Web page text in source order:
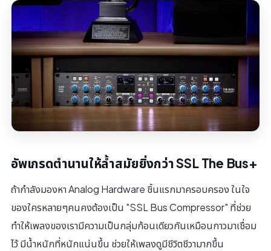
อัพเกรดตำนานให้ล้ำสมัยยิ่งกว่า SSL The Bus+
ถ้ากำลังมองหา Analog Hardware ชิ้นแรกมาครอบครอง ในใจ
ของใครหลายๆคนคงต้องเป็น "SSL Bus Compressor" ที่ช่วย
ทำให้เพลงของเรามีความเป็นกลุ่มก้อนเดียวกันเหมือนกาวมาเชื่อม
ไว้ มีน้ำหนักที่หนักแน่นขึ้น ช่วยให้เพลงดูมีชีวิตชีวามากขึ้น